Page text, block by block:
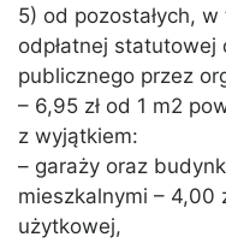
5) od pozostałych,
odpłatnej statutowej
publicznego przez
– 6,95 zł od 1 m2
z wyjątkiem:
– garaży oraz
mieszkalnymi – 4,00
użytkowej,